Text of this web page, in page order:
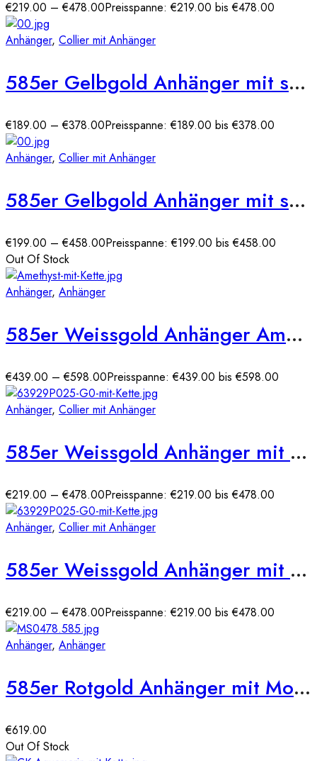
€219.00 –€478.00Preisspanne: €219.00 bis €478.00
Anhänger, Collier mit Anhänger
585er Gelbgold Anhänger mit synth. Smaragd und Zirkonia
€189.00 –€378.00Preisspanne: €189.00 bis €378.00
Anhänger, Collier mit Anhänger
585er Gelbgold Anhänger mit synth. Smaragd und Zirkonia
€199.00 –€458.00Preisspanne: €199.00 bis €458.00
Out Of Stock
Anhänger, Anhänger
585er Weissgold Anhänger Amethyst tropfenform Cushion 4,48ct./ Diam. 0,03ct.
€439.00 –€598.00Preisspanne: €439.00 bis €598.00
Anhänger, Collier mit Anhänger
585er Weissgold Anhänger mit synth. Saphir
€219.00 –€478.00Preisspanne: €219.00 bis €478.00
Anhänger, Collier mit Anhänger
585er Weissgold Anhänger mit synth. Smaragd und Zirkonia
€219.00 –€478.00Preisspanne: €219.00 bis €478.00
Anhänger, Anhänger
585er Rotgold Anhänger mit Morganit 1,13ct. und Brill. 0,12ct.
€619.00
Out Of Stock